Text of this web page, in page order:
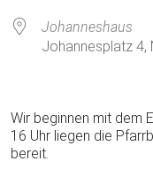
Johanneshaus
Johannesplatz 4,
Wir beginnen mit dem
16 Uhr liegen die
bereit.